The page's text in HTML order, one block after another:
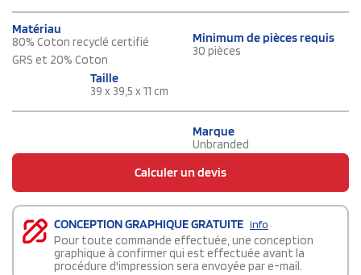
Matériau
80% Coton recyclé certifié
GRS et 20% Coton
Minimum de pièces requis
30 pièces
Taille
39 x 39,5 x 11 cm
Marque
Unbranded
Calculer un devis
CONCEPTION GRAPHIQUE GRATUITE info
Pour toute commande effectuée, une conception
graphique à confirmer qui est effectuée avant la
procédure d'impression sera envoyée par e-mail.